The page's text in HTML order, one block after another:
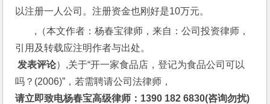
以注册一人公司。注册资金也刚好是10万元。
,（本文作者：杨春宝律师，来自：公司投资律师，
引用及转载应注明作者与出处。
发表评论）,关于“开一家食品店，登记为食品公司可以
吗？(2006)”，若需聘请公司法律师，
请立即致电杨春宝高级律师：1390 182 6830(咨询勿扰)